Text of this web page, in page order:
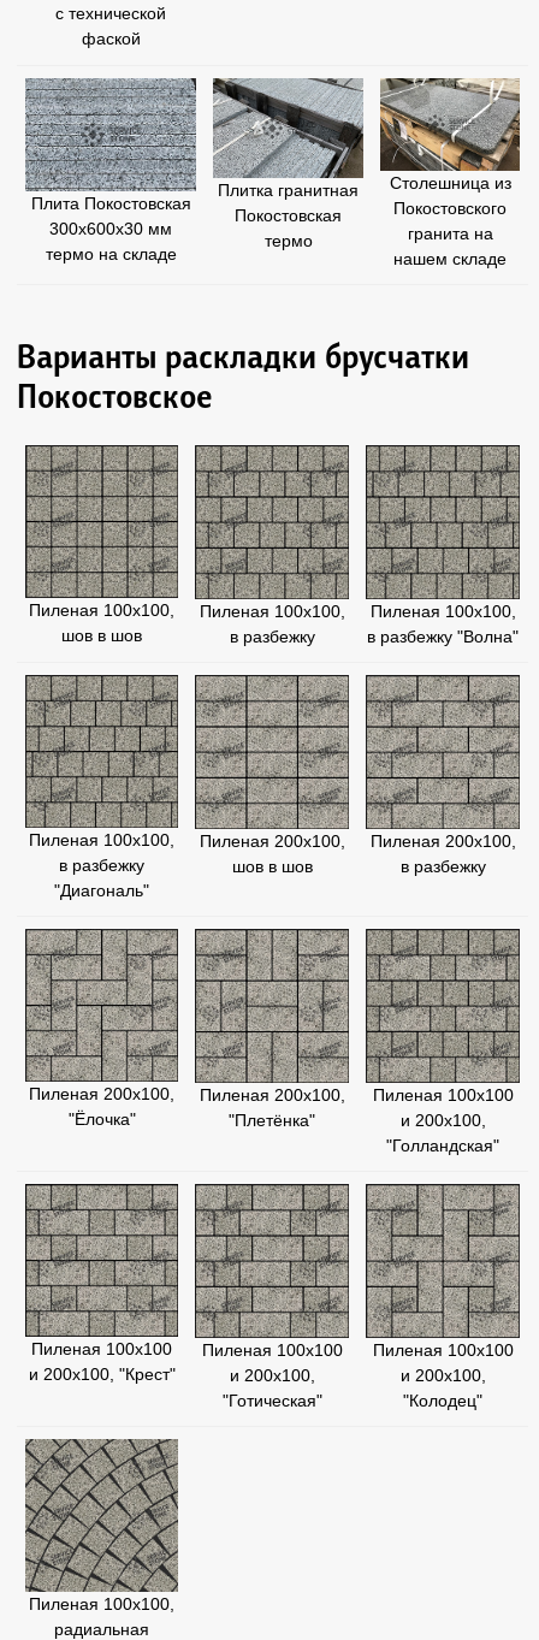
с технической
фаской
Плита Покостовская
300х600х30 мм
термо на складе
Плитка гранитная
Покостовская
термо
Столешница из
Покостовского
гранита на
нашем складе
Варианты раскладки брусчатки
Покостовское
Пиленая 100х100,
шов в шов
Пиленая 100х100,
в разбежку
Пиленая 100х100,
в разбежку "Волна"
Пиленая 100х100,
в разбежку
"Диагональ"
Пиленая 200х100,
шов в шов
Пиленая 200х100,
в разбежку
Пиленая 200х100,
"Ёлочка"
Пиленая 200х100,
"Плетёнка"
Пиленая 100х100
и 200х100,
"Голландская"
Пиленая 100х100
и 200х100, "Крест"
Пиленая 100х100
и 200х100,
"Готическая"
Пиленая 100х100
и 200х100,
"Колодец"
Пиленая 100х100,
радиальная